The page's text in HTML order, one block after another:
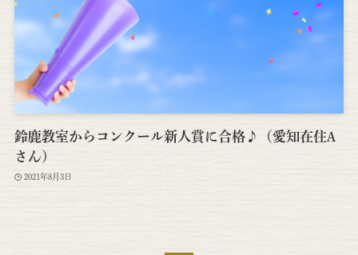
鈴鹿教室からコンクール新人賞に合格♪（愛知在住A
さん）
2021年8月3日